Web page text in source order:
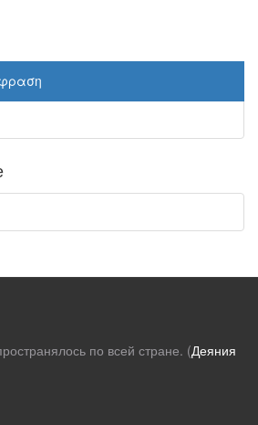
по всей стране. (Деяния